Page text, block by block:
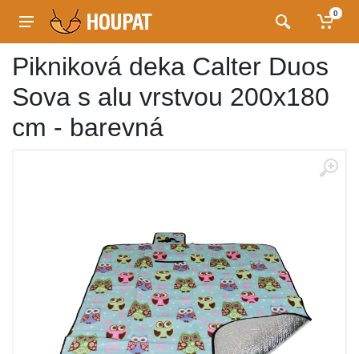
0
Pikniková deka Calter Duos
Sova s alu vrstvou 200x180
cm - barevná